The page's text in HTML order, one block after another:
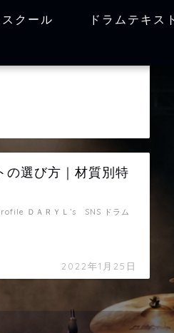
スクール
ドラムテキス
の選び方｜材質別特
2022年1月25日
ＤＡＲＹＬ’s SNS ドラム